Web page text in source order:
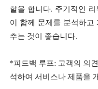
할을 합니다. 주기적인
이 함께 문제를 분석하고
추는 것이 좋습니다.
*피드백 루프: 고객의 의
석하여 서비스나 제품을